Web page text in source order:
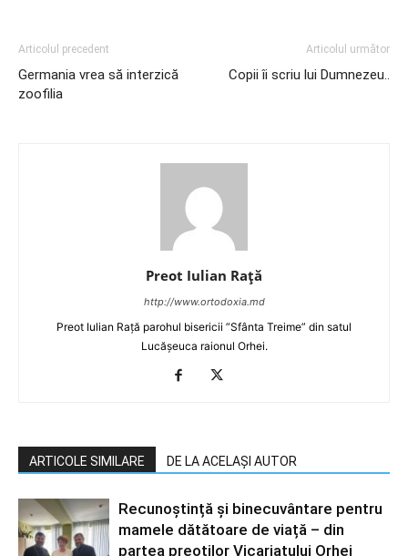
Articolul precedent
Germania vrea să interzică
zoofilia
Articolul următor
Copii îi scriu lui Dumnezeu..
Preot Iulian Raţă
http://www.ortodoxia.md
Preot Iulian Rață parohul bisericii ”Sfânta Treime” din satul
Lucășeuca raionul Orhei.
ARTICOLE SIMILARE DE LA ACELAȘI AUTOR
Recunoștință și binecuvântare pentru
mamele dătătoare de viață – din
partea preoților Vicariatului Orhei